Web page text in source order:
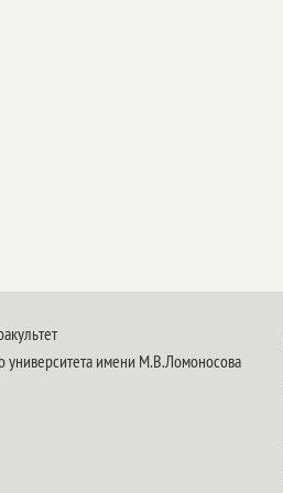
университета имени М.В.Ломоносова